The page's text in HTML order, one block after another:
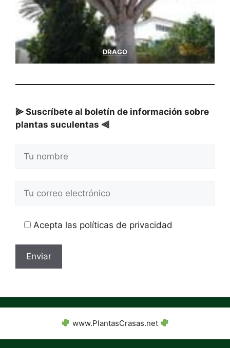
DRAGO
⫸ Suscríbete al boletín de información sobre
plantas suculentas ⫷
Acepta las políticas de privacidad
www.PlantasCrasas.net